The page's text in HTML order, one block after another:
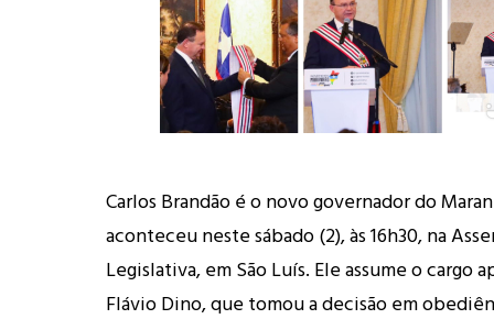
Carlos Brandão é o novo governador do
aconteceu neste sábado (2), às 16h30, na
Legislativa, em São Luís. Ele assume o cargo
Flávio Dino, que tomou a decisão em